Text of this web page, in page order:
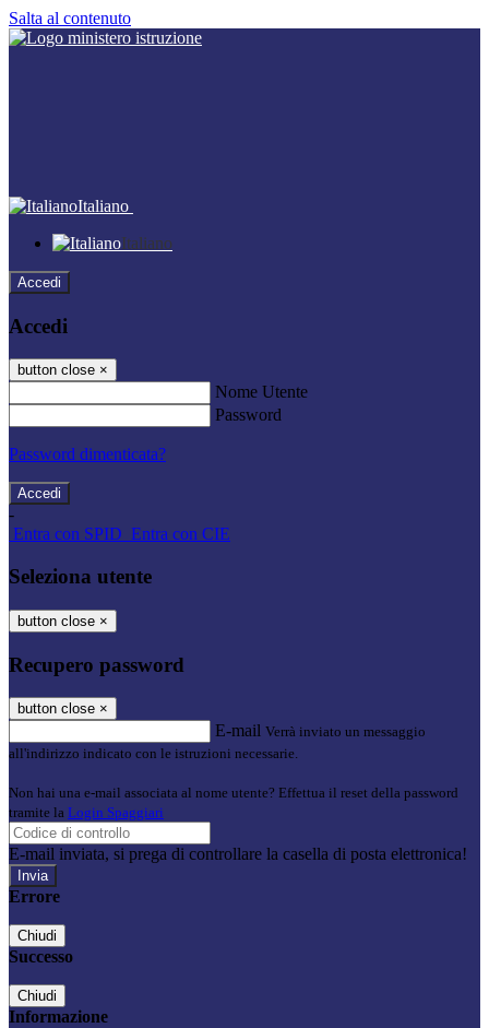
Salta al contenuto
Italiano
Italiano
Accedi
Accedi
button close ×
Nome Utente
Password
Password dimenticata?
-
Entra con SPID Entra con CIE
Seleziona utente
button close ×
Recupero password
button close ×
E-mail Verrà inviato un messaggio
all'indirizzo indicato con le istruzioni necessarie.
Non hai una e-mail associata al nome utente? Effettua il reset della password
tramite la Login Spaggiari
E-mail inviata, si prega di controllare la casella di posta elettronica!
Errore
Chiudi
Successo
Chiudi
Informazione